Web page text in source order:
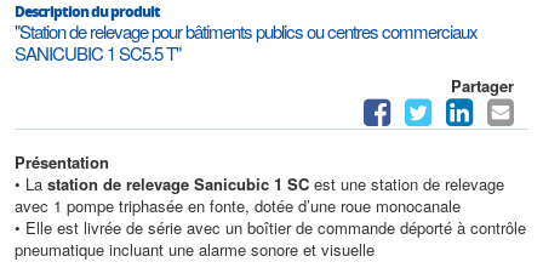
Description du produit
"Station de relevage pour bâtiments publics ou centres commerciaux
SANICUBIC 1 SC5.5 T"
Partager
Présentation
• La station de relevage Sanicubic 1 SC est une station de relevage
avec 1 pompe triphasée en fonte, dotée d’une roue monocanale
• Elle est livrée de série avec un boîtier de commande déporté à contrôle
pneumatique incluant une alarme sonore et visuelle